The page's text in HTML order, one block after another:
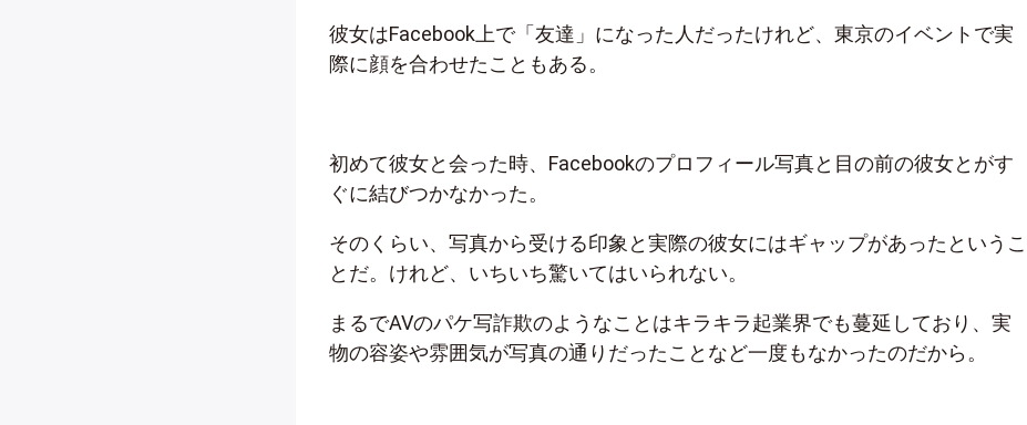
彼女はFacebook上で「友達」になった人だったけれど、東京のイベントで実
際に顔を合わせたこともある。
初めて彼女と会った時、Facebookのプロフィール写真と目の前の彼女とがす
ぐに結びつかなかった。
そのくらい、写真から受ける印象と実際の彼女にはギャップがあったというこ
とだ。けれど、いちいち驚いてはいられない。
まるでAVのパケ写詐欺のようなことはキラキラ起業界でも蔓延しており、実
物の容姿や雰囲気が写真の通りだったことなど一度もなかったのだから。